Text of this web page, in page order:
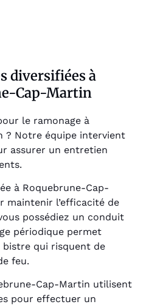
diversifiées à
Cap-Martin
le ramonage à
? Notre équipe intervient
assurer un entretien
à Roquebrune-Cap-
maintenir l’efficacité de
possédiez un conduit
périodique permet
bistre qui risquent de
feu.
Cap-Martin utilisent
pour effectuer un